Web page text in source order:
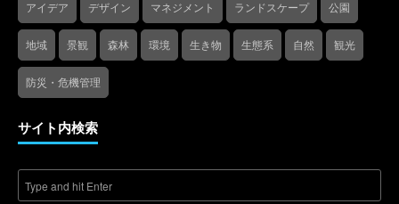
アイデア デザイン マネジメント ランドスケープ 公園
地域 景観 森林 環境 生き物 生態系 自然 観光
防災・危機管理
サイト内検索